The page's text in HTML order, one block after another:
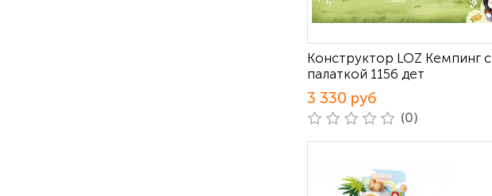
Конструктор LOZ Кемпинг с
палаткой 1156 дет
3 330 руб
(0)